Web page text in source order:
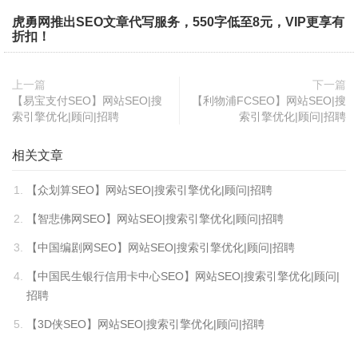
虎勇网推出SEO文章代写服务，550字低至8元，VIP更享有
折扣！
上一篇
【易宝支付SEO】网站SEO|搜
索引擎优化|顾问|招聘
下一篇
【利物浦FCSEO】网站SEO|搜
索引擎优化|顾问|招聘
相关文章
【众划算SEO】网站SEO|搜索引擎优化|顾问|招聘
【智悲佛网SEO】网站SEO|搜索引擎优化|顾问|招聘
【中国编剧网SEO】网站SEO|搜索引擎优化|顾问|招聘
【中国民生银行信用卡中心SEO】网站SEO|搜索引擎优化|顾问|
招聘
【3D侠SEO】网站SEO|搜索引擎优化|顾问|招聘